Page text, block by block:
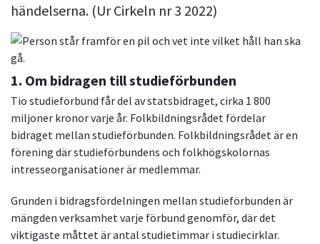
händelserna. (Ur Cirkeln nr 3 2022)
1. Om bidragen till studieförbunden
Tio studieförbund får del av statsbidraget, cirka 1 800
miljoner kronor varje år. Folkbildningsrådet fördelar
bidraget mellan studieförbunden. Folkbildningsrådet är en
förening där studieförbundens och folkhögskolornas
intresseorganisationer är medlemmar.
Grunden i bidragsfördelningen mellan studieförbunden är
mängden verksamhet varje förbund genomför, där det
viktigaste måttet är antal studietimmar i studiecirklar.